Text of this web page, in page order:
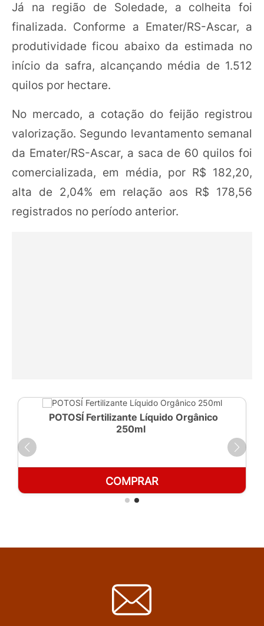
Já na região de Soledade, a colheita foi
finalizada. Conforme a Emater/RS-Ascar, a
produtividade ficou abaixo da estimada no
início da safra, alcançando média de 1.512
quilos por hectare.
No mercado, a cotação do feijão registrou
valorização. Segundo levantamento semanal
da Emater/RS-Ascar, a saca de 60 quilos foi
comercializada, em média, por R$ 182,20,
alta de 2,04% em relação aos R$ 178,56
registrados no período anterior.
POTOSÍ Fertilizante Líquido Orgânico
250ml
COMPRAR